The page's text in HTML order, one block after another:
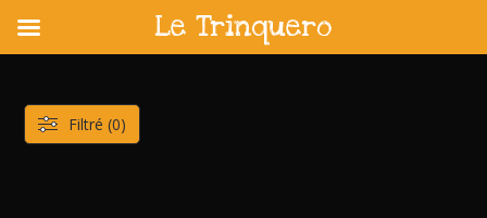
content
Filtré (0)
Le Trinquero